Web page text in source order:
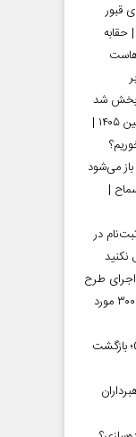
قبور
حقابه
شد
توصیه‌های تغذیه‌ای برای زائران اربعین ۱۴۰۵ |
|
بخوانند | ثبت‌نام در
نکنید
اجرای طرح
«پرستار پیگیر» | شناسایی بیش از ۳۰۰۰ مورد
Castlevania: Belmont’s Curse؛ بازگشت